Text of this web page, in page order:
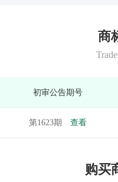
商
初审公告期号
第1623期 查看
购买